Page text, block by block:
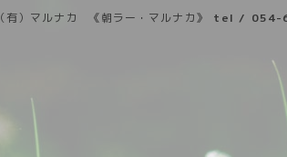
（有）マルナカ 《朝ラー・マルナカ》 tel / 054-